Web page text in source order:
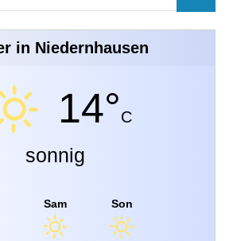
in Niedernhausen
14°C
sonnig
Sam Son